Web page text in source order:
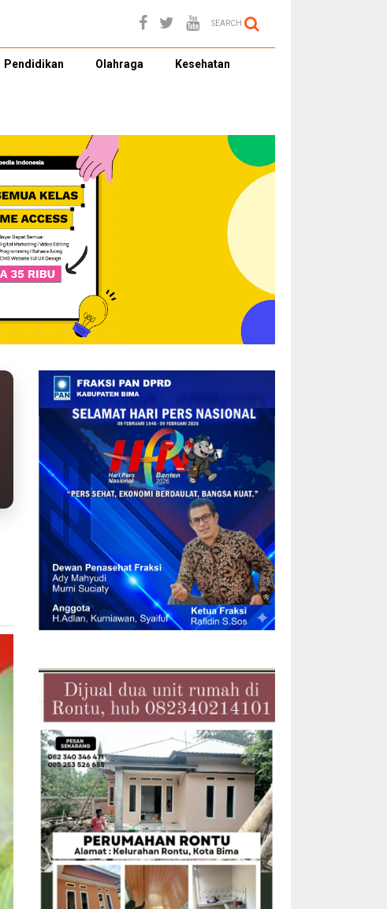
SEARCH
Pendidikan Olahraga Kesehatan